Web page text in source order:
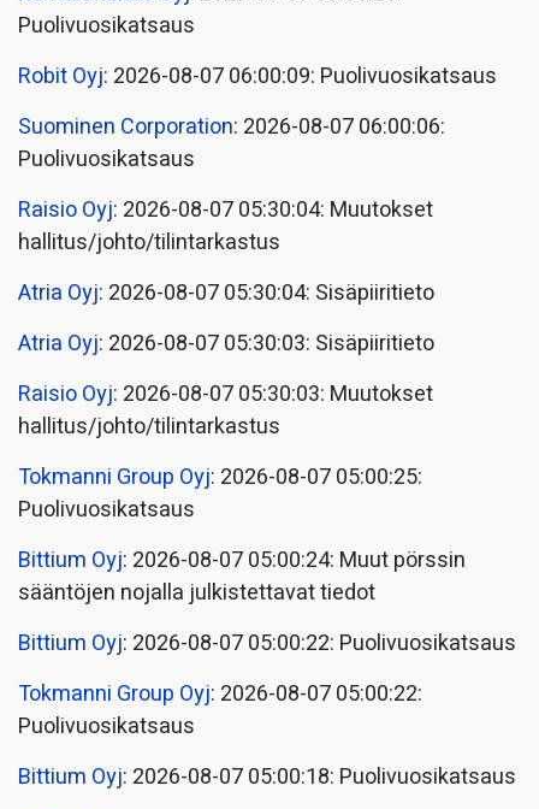
Puolivuosikatsaus
Robit Oyj: 2026-08-07 06:00:09: Puolivuosikatsaus
Suominen Corporation: 2026-08-07 06:00:06:
Puolivuosikatsaus
Raisio Oyj: 2026-08-07 05:30:04: Muutokset
hallitus/johto/tilintarkastus
Atria Oyj: 2026-08-07 05:30:04: Sisäpiiritieto
Atria Oyj: 2026-08-07 05:30:03: Sisäpiiritieto
Raisio Oyj: 2026-08-07 05:30:03: Muutokset
hallitus/johto/tilintarkastus
Tokmanni Group Oyj: 2026-08-07 05:00:25:
Puolivuosikatsaus
Bittium Oyj: 2026-08-07 05:00:24: Muut pörssin
sääntöjen nojalla julkistettavat tiedot
Bittium Oyj: 2026-08-07 05:00:22: Puolivuosikatsaus
Tokmanni Group Oyj: 2026-08-07 05:00:22:
Puolivuosikatsaus
Bittium Oyj: 2026-08-07 05:00:18: Puolivuosikatsaus